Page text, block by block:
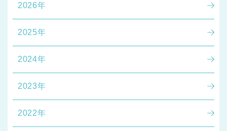
2026年
2025年
2024年
2023年
2022年